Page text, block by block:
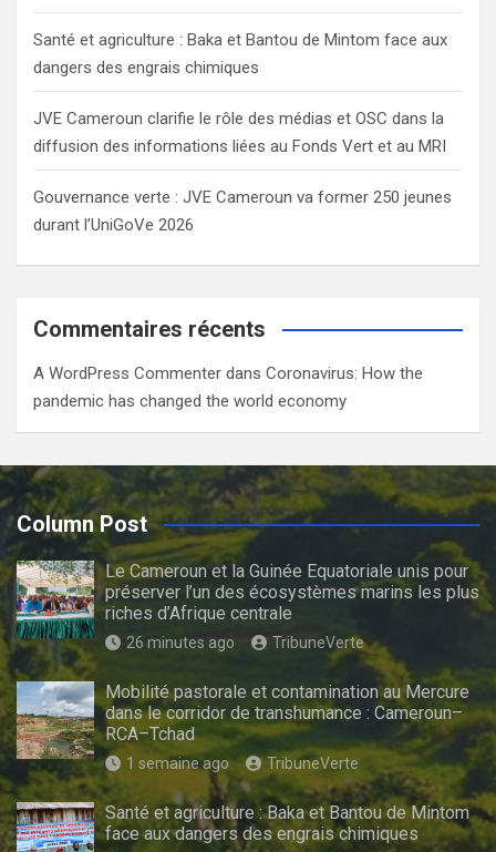
Santé et agriculture : Baka et Bantou de Mintom face aux
dangers des engrais chimiques
JVE Cameroun clarifie le rôle des médias et OSC dans la
diffusion des informations liées au Fonds Vert et au MRI
Gouvernance verte : JVE Cameroun va former 250 jeunes
durant l’UniGoVe 2026
Commentaires récents
A WordPress Commenter dans Coronavirus: How the
pandemic has changed the world economy
Column Post
Le Cameroun et la Guinée Equatoriale unis pour
préserver l’un des écosystèmes marins les plus
riches d’Afrique centrale
26 minutes ago TribuneVerte
Mobilité pastorale et contamination au Mercure
dans le corridor de transhumance : Cameroun–
RCA–Tchad
1 semaine ago TribuneVerte
Santé et agriculture : Baka et Bantou de Mintom
face aux dangers des engrais chimiques